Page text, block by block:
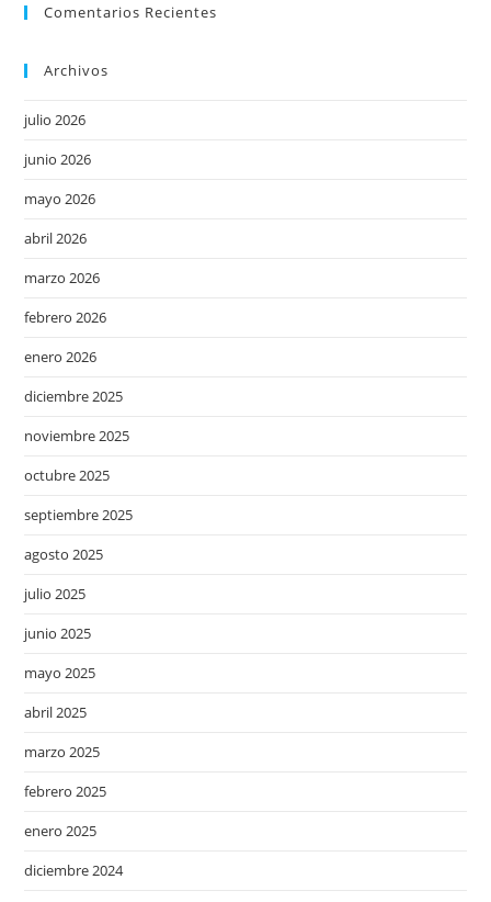
Comentarios Recientes
Archivos
julio 2026
junio 2026
mayo 2026
abril 2026
marzo 2026
febrero 2026
enero 2026
diciembre 2025
noviembre 2025
octubre 2025
septiembre 2025
agosto 2025
julio 2025
junio 2025
mayo 2025
abril 2025
marzo 2025
febrero 2025
enero 2025
diciembre 2024